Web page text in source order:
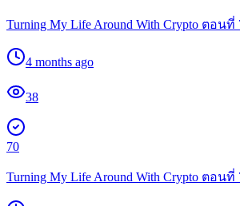
Turning My Life Around With Crypto ตอนที่
4 months ago
38
70
Turning My Life Around With Crypto ตอนที่